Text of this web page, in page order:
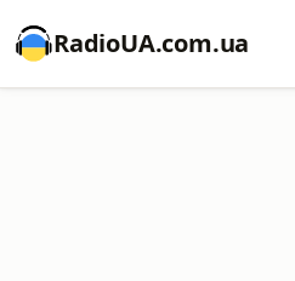
RadioUA.com.ua